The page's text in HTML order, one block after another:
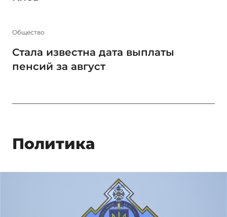
Общество
Стала известна дата выплаты
пенсий за август
Политика